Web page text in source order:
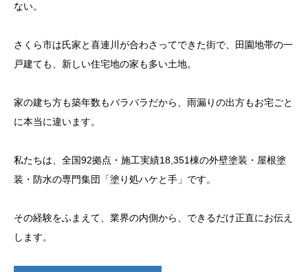
ない。
さくら市は氏家と喜連川が合わさってできた街で、田園地帯の一
戸建ても、新しい住宅地の家も多い土地。
家の建ち方も築年数もバラバラだから、雨漏りの出方もお宅ごと
に本当に違います。
私たちは、全国92拠点・施工実績18,351棟の外壁塗装・屋根塗
装・防水の専門集団「塗り処ハケと手」です。
その経験をふまえて、業界の内側から、できるだけ正直にお伝え
します。